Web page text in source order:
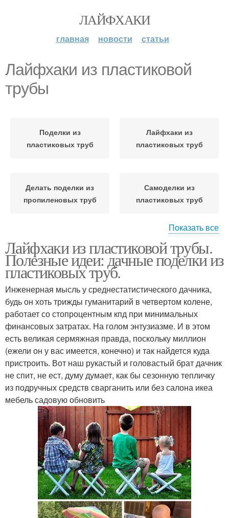
ЛАЙФХАКИ
главная новости статьи
Лайфхаки из пластиковой
трубы
Поделки из
пластиковых труб
Лайфхаки из
пластиковых труб
Делать поделки из
пропиленовых труб
Самоделки из
пластиковых труб
Трубы для детской
площадки
Поделки из
полипропиленовых
труб
Мебель из пластиковых
труб
Изделия из
полипропиленовых
труб
Полезные лайфхаки
Показать все
Лайфхаки из пластиковой трубы.
Полезные идеи: дачные поделки из
пластиковых труб.
Инженерная мысль у среднестатистического дачника,
будь он хоть трижды гуманитарий в четвертом колене,
работает со стопроцентным кпд при минимальных
финансовых затратах. На голом энтузиазме. И в этом
есть великая сермяжная правда, поскольку миллион
(ежели он у вас имеется, конечно) и так найдется куда
пристроить. Вот наш рукастый и головастый брат дачник
не спит, не ест, думу думает, как бы сезонную тепличку
из подручных средств сварганить или без салона икеа
мебель садовую обновить